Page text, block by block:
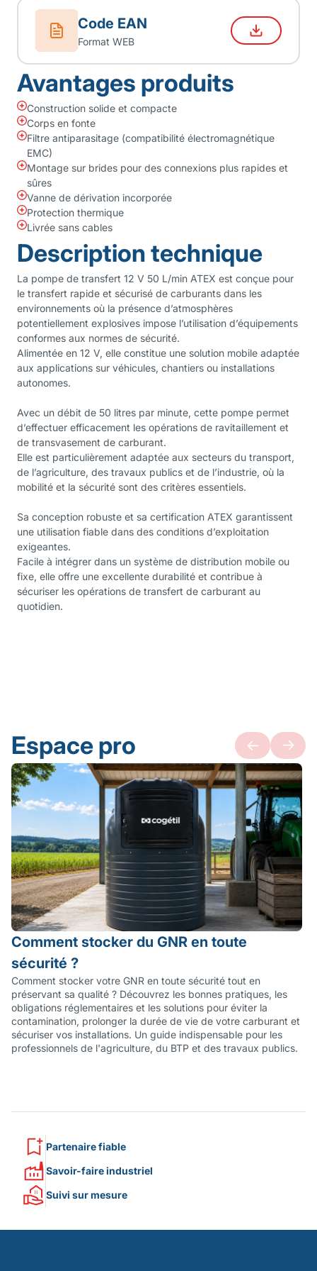
Code EAN
Format WEB
Avantages produits
Construction solide et compacte
Corps en fonte
Filtre antiparasitage (compatibilité électromagnétique
EMC)
Montage sur brides pour des connexions plus rapides et
sûres
Vanne de dérivation incorporée
Protection thermique
Livrée sans cables
Description technique
La pompe de transfert 12 V 50 L/min ATEX est conçue pour
le transfert rapide et sécurisé de carburants dans les
environnements où la présence d’atmosphères
potentiellement explosives impose l’utilisation d’équipements
conformes aux normes de sécurité.
Alimentée en 12 V, elle constitue une solution mobile adaptée
aux applications sur véhicules, chantiers ou installations
autonomes.
Avec un débit de 50 litres par minute, cette pompe permet
d’effectuer efficacement les opérations de ravitaillement et
de transvasement de carburant.
Elle est particulièrement adaptée aux secteurs du transport,
de l’agriculture, des travaux publics et de l’industrie, où la
mobilité et la sécurité sont des critères essentiels.
Sa conception robuste et sa certification ATEX garantissent
une utilisation fiable dans des conditions d’exploitation
exigeantes.
Facile à intégrer dans un système de distribution mobile ou
fixe, elle offre une excellente durabilité et contribue à
sécuriser les opérations de transfert de carburant au
quotidien.
Espace pro
Comment stocker du GNR en toute
sécurité ?
Comment stocker votre GNR en toute sécurité tout en
préservant sa qualité ? Découvrez les bonnes pratiques, les
obligations réglementaires et les solutions pour éviter la
contamination, prolonger la durée de vie de votre carburant et
sécuriser vos installations. Un guide indispensable pour les
professionnels de l'agriculture, du BTP et des travaux publics.
Partenaire fiable
Savoir-faire industriel
Suivi sur mesure